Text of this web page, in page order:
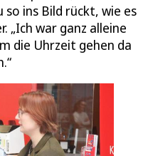
so ins Bild rückt, wie es
„Ich war ganz alleine
die Uhrzeit gehen da